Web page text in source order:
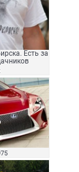
Есть за